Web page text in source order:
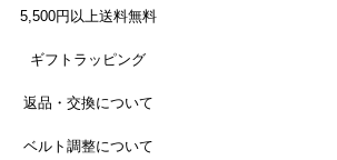
5,500円以上送料無料
ギフトラッピング
返品・交換について
ベルト調整について